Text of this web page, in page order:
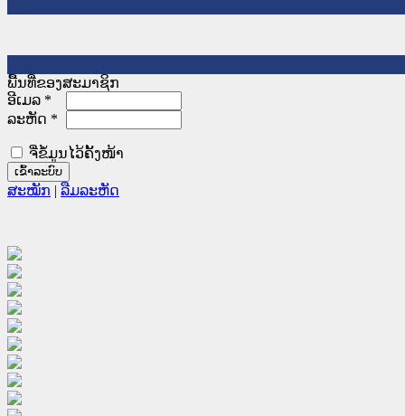
ພື້ນທີ່ຂອງສະມາຊິກ
ອີເມລ *
ລະຫັດ *
ຈື່ຂໍ້ມູນໄວ້ຄັ້ງໜ້າ
ສະໝັກ | ລືມລະຫັດ